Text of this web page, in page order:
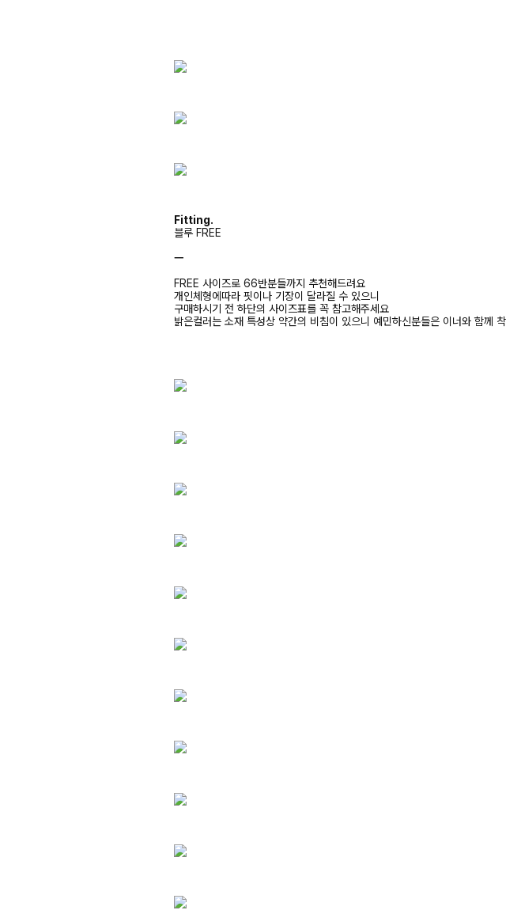
Fitting.
블루 FREE
ㅡ
FREE 사이즈로 66반분들까지 추천해드려요
개인체형에따라 핏이나 기장이 달라질 수 있으니
구매하시기 전 하단의 사이즈표를 꼭 참고해주세요
밝은컬러는 소재 특성상 약간의 비침이 있으니 예민하신분들은 이너와 함께